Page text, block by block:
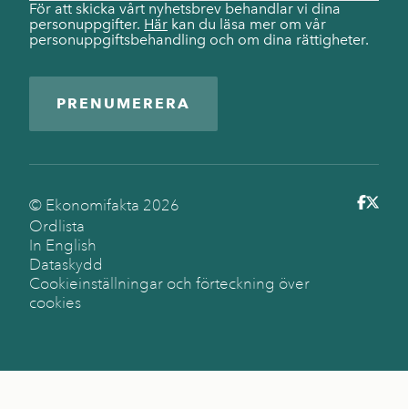
För att skicka vårt nyhetsbrev behandlar vi dina
personuppgifter. Här kan du läsa mer om vår
personuppgiftsbehandling och om dina rättigheter.
PRENUMERERA
© Ekonomifakta 2026
Ordlista
In English
Dataskydd
Cookieinställningar och förteckning över
cookies